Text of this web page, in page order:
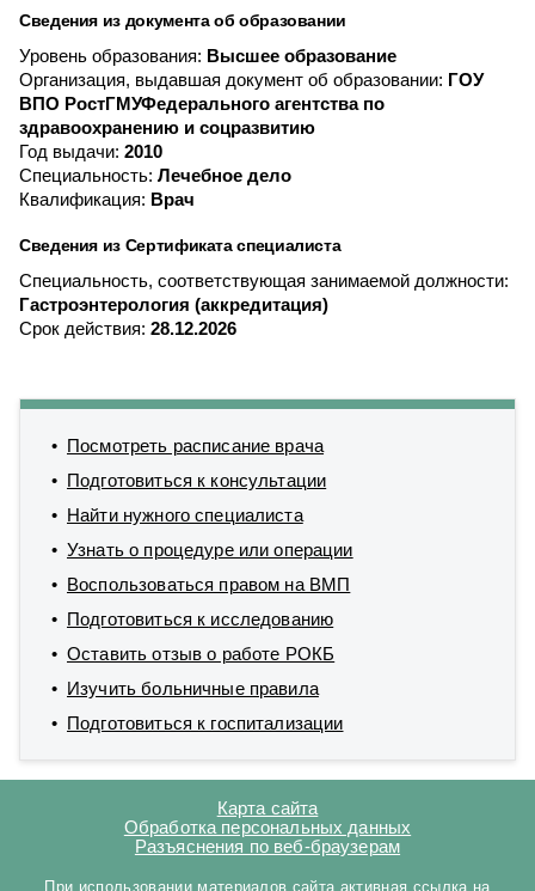
Сведения из документа об образовании
Уровень образования: Высшее образование
Организация, выдавшая документ об образовании: ГОУ
ВПО РостГМУФедерального агентства по
здравоохранению и соцразвитию
Год выдачи: 2010
Специальность: Лечебное дело
Квалификация: Врач
Сведения из Сертификата специалиста
Специальность, соответствующая занимаемой должности:
Гастроэнтерология (аккредитация)
Срок действия: 28.12.2026
Посмотреть расписание врача
Подготовиться к консультации
Найти нужного специалиста
Узнать о процедуре или операции
Воспользоваться правом на ВМП
Подготовиться к исследованию
Оставить отзыв о работе РОКБ
Изучить больничные правила
Подготовиться к госпитализации
Карта сайта
Обработка персональных данных
Разъяснения по веб-браузерам
При использовании материалов сайта активная ссылка на